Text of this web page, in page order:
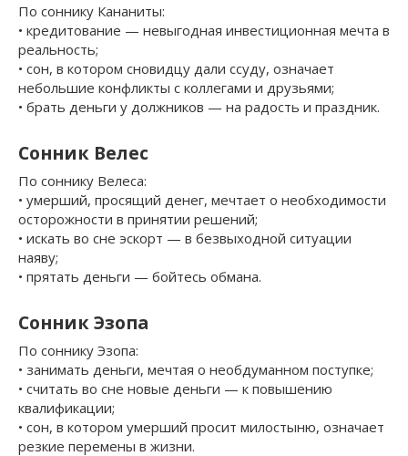
По соннику Кананиты:
• кредитование — невыгодная инвестиционная мечта в
реальность;
• сон, в котором сновидцу дали ссуду, означает
небольшие конфликты с коллегами и друзьями;
• брать деньги у должников — на радость и праздник.
Сонник Велес
По соннику Велеса:
• умерший, просящий денег, мечтает о необходимости
осторожности в принятии решений;
• искать во сне эскорт — в безвыходной ситуации
наяву;
• прятать деньги — бойтесь обмана.
Сонник Эзопа
По соннику Эзопа:
• занимать деньги, мечтая о необдуманном поступке;
• считать во сне новые деньги — к повышению
квалификации;
• сон, в котором умерший просит милостыню, означает
резкие перемены в жизни.